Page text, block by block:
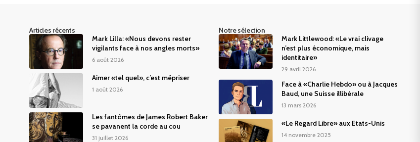
Articles récents
Mark Lilla: «Nous devons rester
vigilants face à nos angles morts»
6 août 2026
Aimer «tel quel», c’est mépriser
1 août 2026
Les fantômes de James Robert Baker
se pavanent la corde au cou
31 juillet 2026
Notre sélection
Mark Littlewood: «Le vrai clivage
n’est plus économique, mais
identitaire»
29 avril 2026
Face à «Charlie Hebdo» ou à Jacques
Baud, une Suisse illibérale
13 mars 2026
«Le Regard Libre» aux Etats-Unis
14 novembre 2025